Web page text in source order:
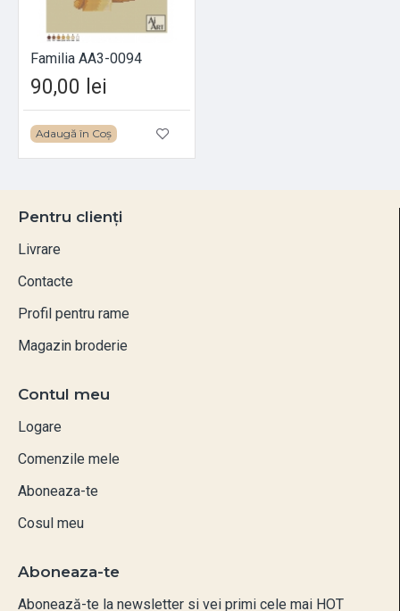
Familia АА3-0094
90,00 lei
Adaugă în Coș
Pentru clienți
Livrare
Contacte
Profil pentru rame
Magazin broderie
Contul meu
Logare
Comenzile mele
Aboneaza-te
Cosul meu
Aboneaza-te
Abonează-te la newsletter si vei primi cele mai HOT